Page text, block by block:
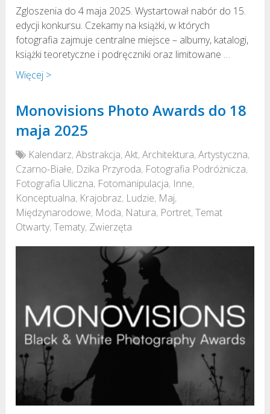
Zgloszenia do 4 maja 2025. Wystartował nabór do 15.
edycji konkursu. Czekamy na książki, w których
fotografia zajmuje centralne miejsce – albumy, katalogi,
książki teoretyczne i podręczniki oraz limitowane …
Więcej >
Monovisions Photo Awards do 18
maja 2025
Kalendarz,Abstrakcja,Akt,Architektura,Artystyczna,
Czarno-Białe, Dzika Przyroda, Fotografia Podróżnicza,
Fotografia Uliczna, Fotomanipulacja, Inne,
Konceptualna, Krajobraz, Ludzie, Maj,
Międzynarodowe, Moda, Natura, Portret,Temat
Otwarty,Tematy, Zwierzęta